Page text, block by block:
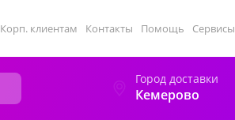
Корп. клиентам Контакты Помощь Сервисы
Город доставки
Кемерово